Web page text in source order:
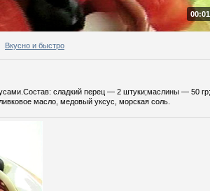
Вкусно и быстро
сладкий перец — 2 штуки;маслины — 50
масло, медовый уксус, морская соль.